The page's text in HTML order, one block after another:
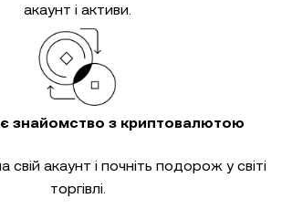
акаунт і активи.
знайомство з криптовалютою
свій акаунт і почніть подорож у світі
торгівлі.